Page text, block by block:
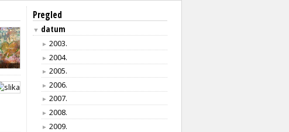
Pregled
▼ datum
► 2003.
► 2004.
► 2005.
► 2006.
► 2007.
► 2008.
► 2009.